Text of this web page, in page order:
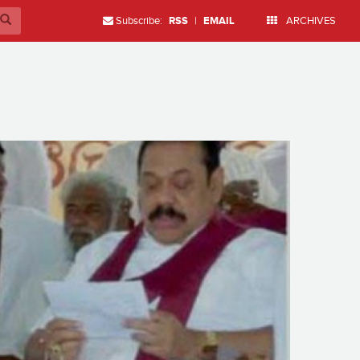
Subscribe: RSS | EMAIL ARCHIVES